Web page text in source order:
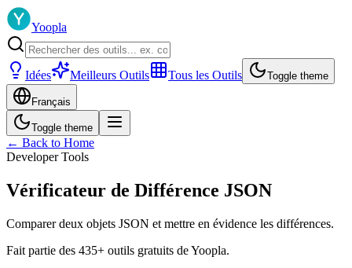
Yoopla
Idées Meilleurs Outils Tous les Outils Toggle theme
Français
Toggle theme
← Back to Home
Developer Tools
Vérificateur de Différence JSON
Comparer deux objets JSON et mettre en évidence les différences.
Fait partie des 435+ outils gratuits de Yoopla.